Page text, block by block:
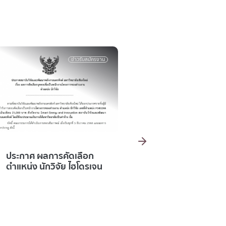
ข่าวรับสมัครงาน รับสมัครงาน
ประกาศ รายชื่อผู้มีสิทธิ์เข้า
รับการสอบคัดเลือกเป็น
พนักงานโครงการของส่วน